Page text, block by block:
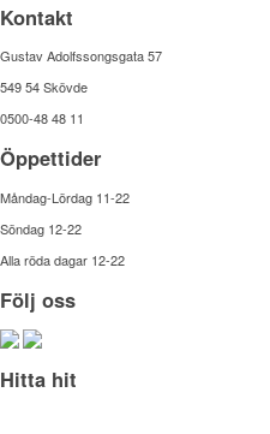
Kontakt
Gustav Adolfssongsgata 57
549 54 Skövde
0500-48 48 11
Öppettider
Måndag-Lördag 11-22
Söndag 12-22
Alla röda dagar 12-22
Följ oss
Hitta hit